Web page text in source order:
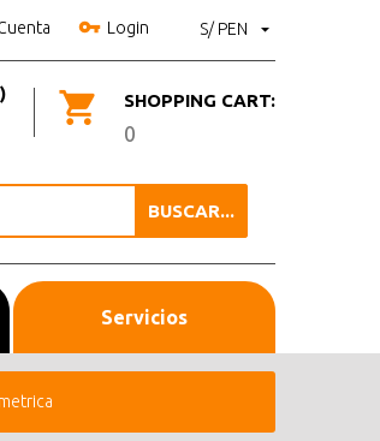
S/ PEN
Login
SHOPPING CART:
0
BUSCAR...
Servicios